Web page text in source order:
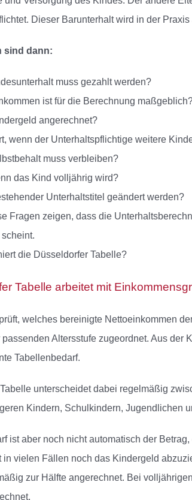
Dieser Barunterhalt wird in der
sind dann:
muss gezahlt werden?
ist für die Berechnung
angerechnet?
wenn der Unterhaltspflichtige weitere
muss verbleiben?
das Kind volljährig wird?
Unterhaltstitel geändert werden?
Fragen zeigen, dass die
die Düsseldorfer Tabelle?
Tabelle arbeitet mit
welches bereinigte Nettoeinkommen
Altersstufe zugeordnet. Aus der
Tabellenbedarf.
unterscheidet dabei regelmäßig
Kindern, Schulkindern, Jugendlichen
ist aber noch nicht automatisch der
in vielen Fällen noch das Kindergeld
zur Hälfte angerechnet. Bei